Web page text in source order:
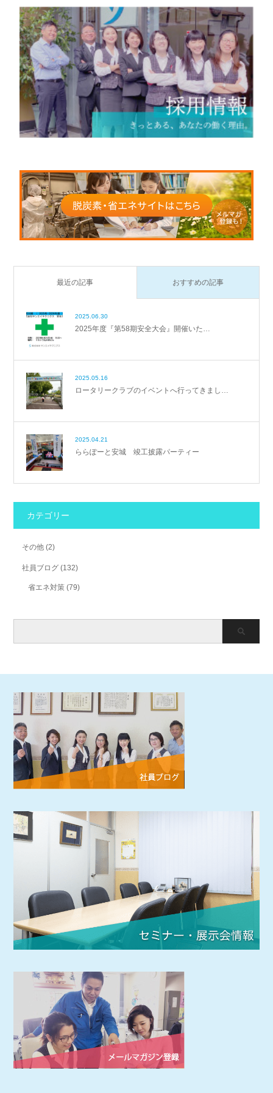
最近の記事 おすすめの記事
2025.06.30
2025年度『第58期安全大会』開催いた…
2025.05.16
ロータリークラブのイベントへ行ってきまし…
2025.04.21
ららぽーと安城 竣工披露パーティー
カテゴリー
その他 (2)
社員ブログ (132)
省エネ対策 (79)